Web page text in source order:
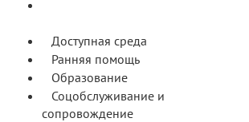
Доступная среда
Ранняя помощь
Образование
Соцобслуживание и
сопровождение